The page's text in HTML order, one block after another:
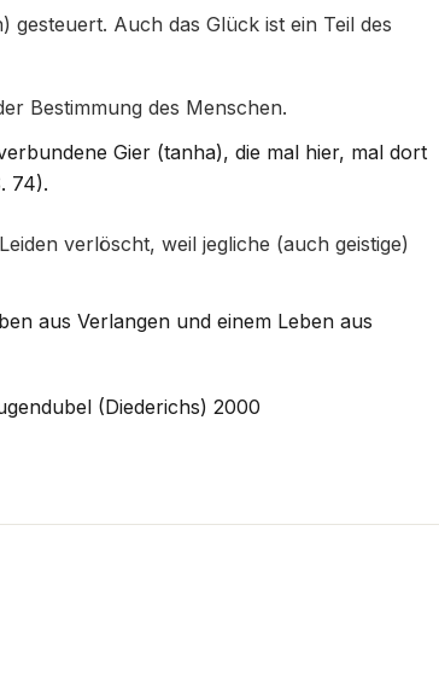
gesteuert. Auch das Glück ist ein Teil des
Bestimmung des Menschen.
Gier (tanha), die mal hier, mal dort
74).
verlöscht, weil jegliche (auch geistige)
aus Verlangen und einem Leben aus
(Diederichs) 2000